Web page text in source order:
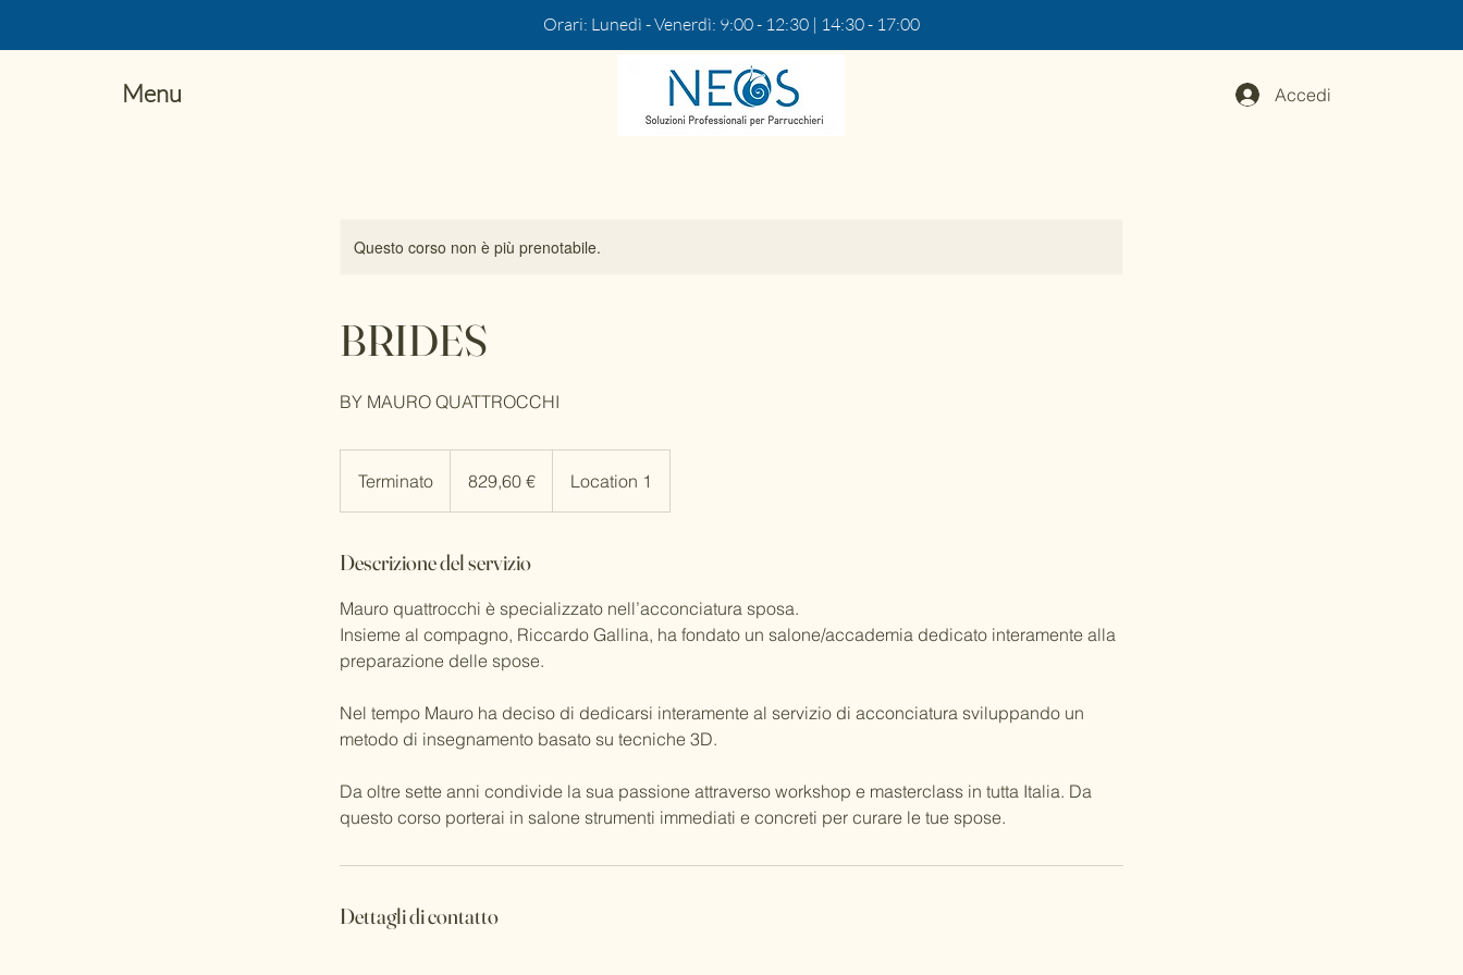
Orari: Lunedì - Venerdì: 9:00 - 12:30 | 14:30 - 17:00
Menu Accedi
Questo corso non è più prenotabile.
BRIDES
BY MAURO QUATTROCCHI
Terminato
e
m
n
a
t
829,60 € Location 1
Descrizione del servizio
Mauro quattrocchi è specializzato nell’acconciatura sposa.
Insieme al compagno, Riccardo Gallina, ha fondato un salone/accademia dedicato interamente alla
preparazione delle spose.
Nel tempo Mauro ha deciso di dedicarsi interamente al servizio di acconciatura sviluppando un
metodo di insegnamento basato su tecniche 3D.
Da oltre sette anni condivide la sua passione attraverso workshop e masterclass in tutta Italia. Da
questo corso porterai in salone strumenti immediati e concreti per curare le tue spose.
Dettagli di contatto